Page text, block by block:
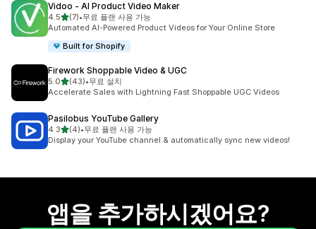
Vidoo ‑ AI Product Video Maker
4.5별 5개 중
(7)
총 리뷰 7개
•무료 플랜 사용 가능
Automated AI-Powered Product Videos for Your Online Store
Built for Shopify
Firework Shoppable Video & UGC
5.0별 5개 중
(43)
총 리뷰 43개
•무료 설치
Accelerate Sales with Lightning Fast Shoppable UGC Videos
Pasilobus YouTube Gallery
4.3별 5개 중
(4)
총 리뷰 4개
•무료 플랜 사용 가능
Display your YouTube channel & automatically sync new videos!
앱을 추가하시겠어요?